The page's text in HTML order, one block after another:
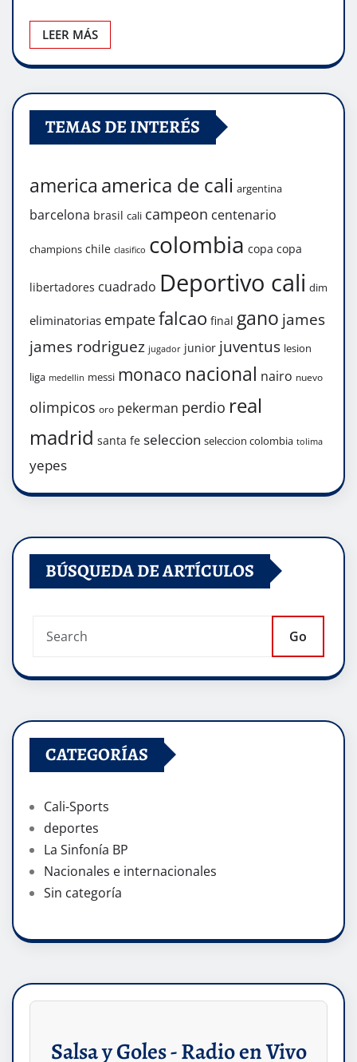
LEER MÁS
TEMAS DE INTERÉS
america america de cali argentina
barcelona brasil cali campeon centenario
champions chile clasifico colombia copa copa
libertadores cuadrado Deportivo cali dim
eliminatorias empatefalcao final gano james
james rodriguez jugador junior juventus lesion
liga medellin messi monaco nacional nairo nuevo
olimpicos oro pekerman perdio real
madrid santa fe seleccion seleccion colombia tolima
yepes
BÚSQUEDA DE ARTÍCULOS
Go
CATEGORÍAS
Cali-Sports
deportes
La Sinfonía BP
Nacionales e internacionales
Sin categoría
Salsa y Goles - Radio en Vivo